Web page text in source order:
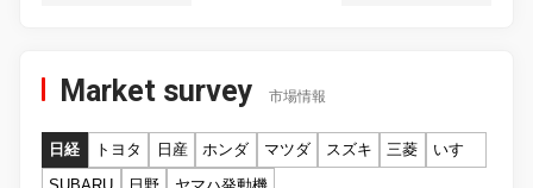
Market survey 市場情報
日経 トヨタ 日産 ホンダ マツダ スズキ 三菱
いすゞ